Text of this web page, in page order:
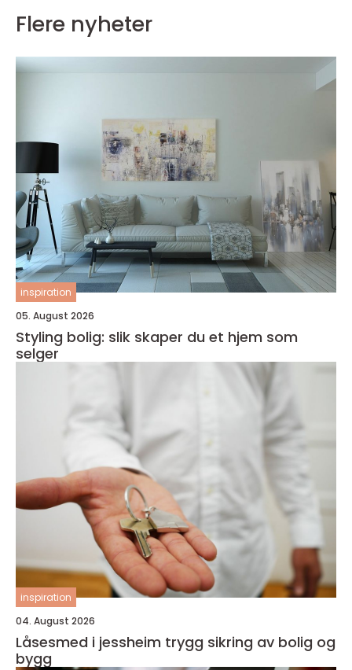
Flere nyheter
inspiration
05. August 2026
Styling bolig: slik skaper du et hjem som
selger
inspiration
04. August 2026
Låsesmed i jessheim trygg sikring av bolig og
bygg